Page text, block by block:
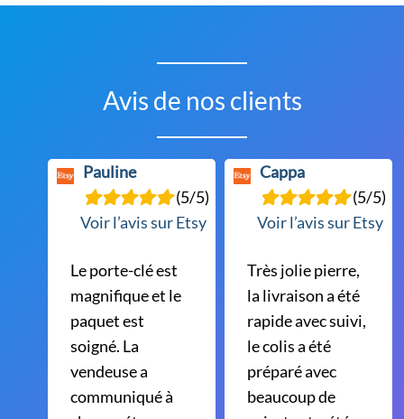
Avis de nos clients
Pauline
(5/5)
Voir l’avis sur Etsy
Le porte-clé est
magnifique et le
paquet est
soigné. La
vendeuse a
communiqué à
Cappa
(5/5)
Voir l’avis sur Etsy
Très jolie pierre,
la livraison a été
rapide avec suivi,
le colis a été
préparé avec
beaucoup de